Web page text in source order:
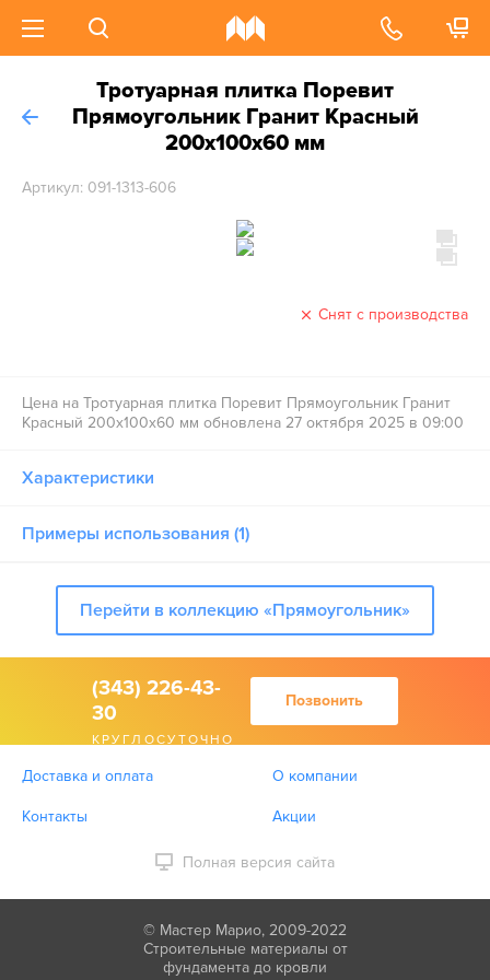
Тротуарная плитка Поревит
Прямоугольник Гранит Красный
200х100х60 мм
Артикул: 091-1313-606
Снят с производства
Цена на Тротуарная плитка Поревит Прямоугольник Гранит
Красный 200х100х60 мм обновлена 27 октября 2025 в 09:00
Характеристики
Примеры использования (1)
Перейти в коллекцию «Прямоугольник»
(343) 226-43-
30
КРУГЛОСУТОЧНО
Позвонить
Доставка и оплата О компании
Контакты Акции
Полная версия сайта
© Мастер Марио, 2009-2022
Строительные материалы от
фундамента до кровли